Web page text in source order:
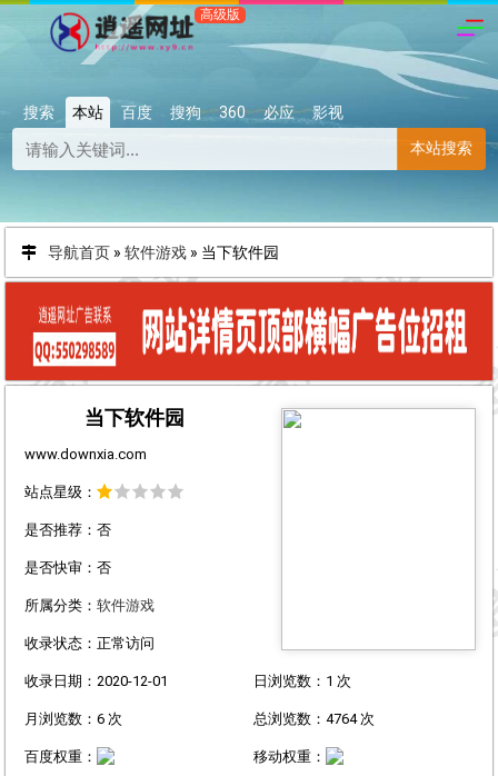
搜索 本站 百度 搜狗 360 必应
影视
本站搜索
导航首页 » 软件游戏 » 当下软件园
当下软件园
www.downxia.com
站点星级：
是否推荐：否
是否快审：否
所属分类： 软件游戏
收录状态：正常访问
收录日期：2020-12-01 日浏览数：1 次
月浏览数：6 次 总浏览数：4764 次
百度权重： 移动权重：